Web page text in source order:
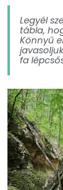
Legyél
tábla,
Könnyű
fa